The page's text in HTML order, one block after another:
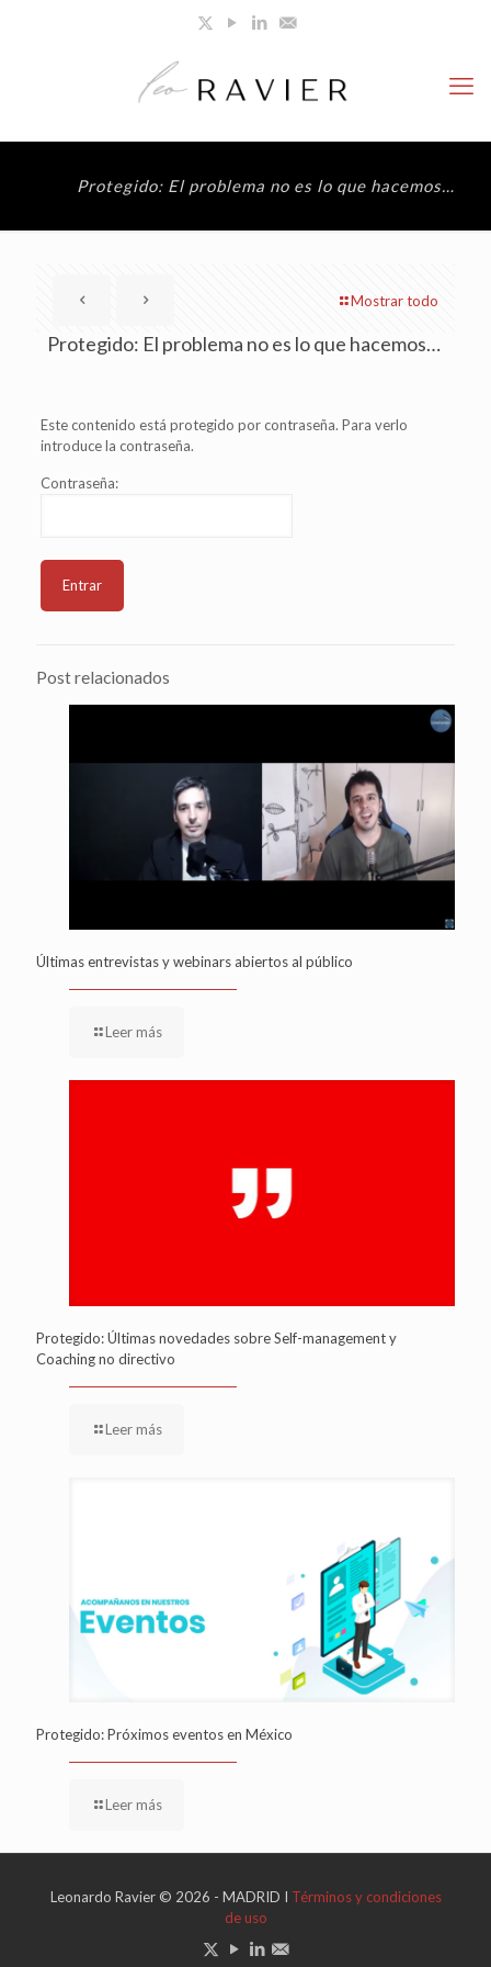
Protegido: El problema no es lo que hacemos…
Mostrar todo
Protegido: El problema no es lo que hacemos…
Este contenido está protegido por contraseña. Para verlo
introduce la contraseña.
Contraseña:
Post relacionados
Últimas entrevistas y webinars abiertos al público
Leer más
Protegido: Últimas novedades sobre Self-management y
Coaching no directivo
Leer más
Protegido: Próximos eventos en México
Leer más
Leonardo Ravier © 2026 - MADRID I Términos y condiciones
de uso